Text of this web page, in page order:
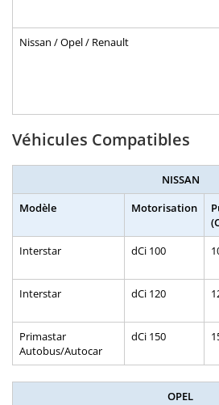
Nissan / Opel / Renault
Véhicules Compatibles
NISSAN
Modèle
Motorisation
Interstar
dCi 100
Interstar
dCi 120
Primastar
Autobus/Autocar
dCi 150
OPEL